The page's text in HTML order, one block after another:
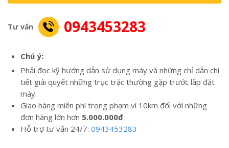
Tư vấn 0943453283
Chú ý:
Phải đọc kỹ hướng dẫn sử dụng máy và những chỉ dẫn chi
tiết giải quyết những trục trặc thường gặp trước lắp đặt
máy.
Giao hàng miễn phí trong phạm vi 10km đối với những
đơn hàng lớn hơn 5.000.000đ
Hỗ trợ tư vấn 24/7: 0943453283